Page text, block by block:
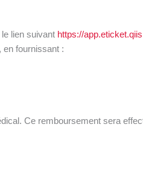
lien suivant https://
en fournissant :
Ce remboursement sera